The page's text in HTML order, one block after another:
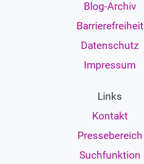
Blog-Archiv
Barrierefreiheit
Datenschutz
Impressum
Links
Kontakt
Pressebereich
Suchfunktion